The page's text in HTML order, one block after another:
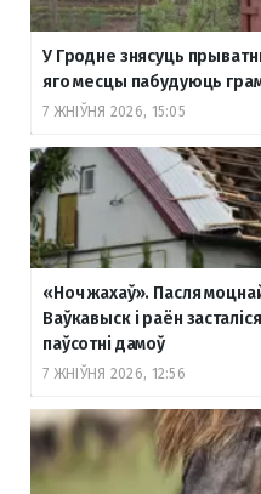
У Гродне знясуць
яго месцы пабудуюць
7 ЖНІЎНЯ 2026, 15:05
«Ноч жахаў». Пасля
Ваўкавыск і раён
паўсотні дамоў
7 ЖНІЎНЯ 2026, 12:56